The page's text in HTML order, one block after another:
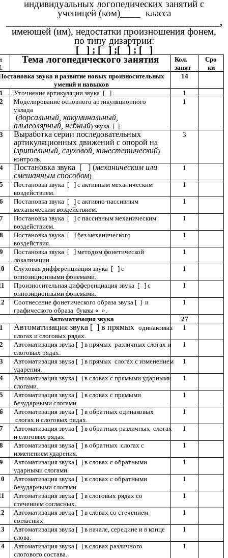
индивидуальных логопедических занятий с
ученицей (ком)____ класса
__________________________________________,
имеющей (им), недостатки произношения фонем,
по типу дизартрии:
[ ] ; [ ] ;[ ] ; [ ]
Тема логопедического занятия
Кол.
занят
Сро
ки
звука и развитие новых произносительных
умений и навыков
14
Уточнение артикуляции звука [ ]
1
Моделирование основного артикуляционного
уклада
(дорсальный, какуминальный,
альвеолярный, небный) звука [ ].
1
Выработка серии последовательных
артикуляционных движений с опорой на
(зрительный, слуховой, кинестетический)
контроль.
3
Постановка звука [ ] (механическим или
смешанным способом).
1
Постановка звука [ ] с активным механическим
воздействием.
1
Постановка звука [ ] с активно-пассивным
механическим воздействием.
1
Постановка звука [ ] с пассивным механическим
воздействием.
1
Постановка звука [ ] без механического
воздействия.
1
Постановка звука [ ] методом фонетической
локализации.
1
Слуховая дифференциация звука [ ] с
оппозиционными фонемами.
1
Произносительная дифференциация звука [ ] с
оппозиционными фонемами.
1
Соотнесение фонетического образа звука [ ] и
графического образа буквы « ».
1
Автоматизация звука
27
Автоматизация звука [ ] в прямых одинаковых
слогах и слоговых рядах.
1
Автоматизация звука [ ] в прямых различных слогах и
слоговых рядах.
1
Автоматизация звука [ ] в прямых слогах с изменением
ударения.
1
Автоматизация звука [ ] в словах с прямыми ударными
слогами.
1
Автоматизация звука [ ] в словах с прямыми
безударными слогами.
1
Автоматизация звука [ ] в обратных одинаковых
слогах и слоговых рядах.
1
Автоматизация звука [ ] в обратных различных слогах
и слоговых рядах.
1
Автоматизация звука [ ] в обратных слогах с
изменением ударения.
1
Автоматизация звука [ ] в словах с обратными
ударными слогами.
1
Автоматизация звука [ ] в словах с обратными
безударными слогами.
1
Автоматизация звука [ ] в слоговых рядах со
стечением согласных.
1
Автоматизация звука [ ] в словах со стечением
согласных.
1
Автоматизация звука [ ] в начале, середине и в конце
слова.
1
Автоматизация звука [ ] в словах различного
слогового состава.
1